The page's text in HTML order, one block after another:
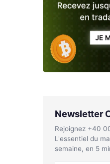
Newsletter
Rejoignez +40
L'essentiel du
semaine, en 5